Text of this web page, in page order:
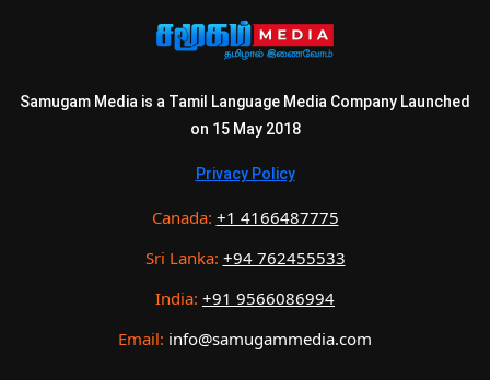
Samugam Media is a Tamil Language Media Company Launched
on 15 May 2018
Privacy Policy
Canada: +1 4166487775
Sri Lanka: +94 762455533
India: +91 9566086994
Email: info@samugammedia.com